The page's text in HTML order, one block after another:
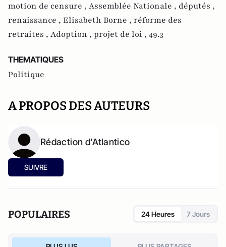
motion de censure , Assemblée Nationale , députés ,
renaissance , Elisabeth Borne , réforme des
retraites , Adoption , projet de loi , 49.3
THEMATIQUES
Politique
A PROPOS DES AUTEURS
Rédaction d'Atlantico
SUIVRE
POPULAIRES 24 Heures 7 Jours